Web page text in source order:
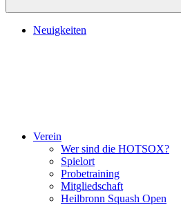
Neuigkeiten
Verein
Wer sind die HOTSOX?
Spielort
Probetraining
Mitgliedschaft
Heilbronn Squash Open